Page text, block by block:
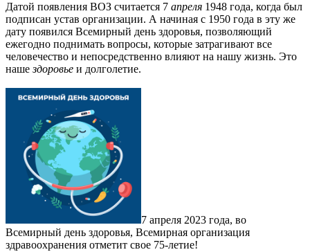
Датой появления ВОЗ считается 7 апреля 1948 года, когда был
подписан устав организации. А начиная с 1950 года в эту же
дату появился Всемирный день здоровья, позволяющий
ежегодно поднимать вопросы, которые затрагивают все
человечество и непосредственно влияют на нашу жизнь. Это
нашездоровье и долголетие.
7 апреля 2023 года, во
Всемирный день здоровья, Всемирная организация
здравоохранения отметит свое 75-летие!